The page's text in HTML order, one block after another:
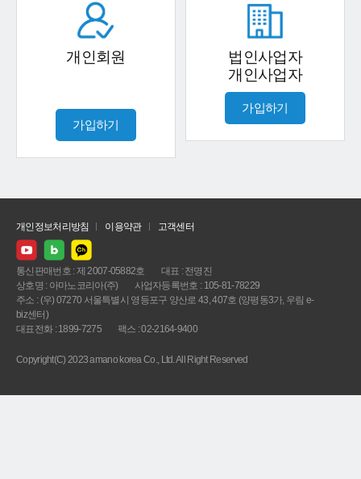
개인회원
가입하기
법인사업자
개인사업자
가입하기
개인정보처리방침 이용약관 고객센터
통신판매번호 : 제 2007-05882호
대표 : 전명진
상호명 : 아마노코리아(주)
사업자등록번호 : 105-81-78229
주소 : (우) 07270 서울특별시 영등포구 양산로 43, 407호 (양평동3가, 우림 e-
biz센터)
대표전화 : 1899-7275
팩스 : 02-2164-9400
Copyright(C) 2023 amano korea Co., Ltd. All Right Reserved